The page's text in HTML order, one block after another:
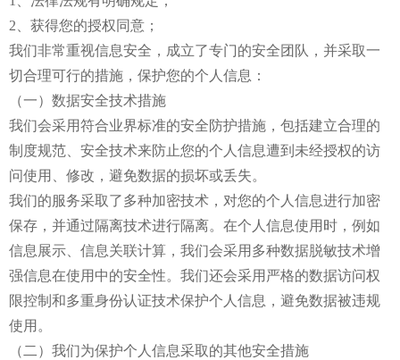
2、获得您的授权同意；
我们非常重视信息安全，成立了专门的安全团队，并采取一
切合理可行的措施，保护您的个人信息：
（一）数据安全技术措施
我们会采用符合业界标准的安全防护措施，包括建立合理的
制度规范、安全技术来防止您的个人信息遭到未经授权的访
问使用、修改，避免数据的损坏或丢失。
我们的服务采取了多种加密技术，对您的个人信息进行加密
保存，并通过隔离技术进行隔离。在个人信息使用时，例如
信息展示、信息关联计算，我们会采用多种数据脱敏技术增
强信息在使用中的安全性。我们还会采用严格的数据访问权
限控制和多重身份认证技术保护个人信息，避免数据被违规
使用。
（二）我们为保护个人信息采取的其他安全措施